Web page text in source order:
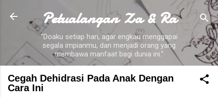
Skip to main content
Petualangan Za & Ra
"Doaku setiap hari, agar engkau menggapai
segala impianmu, dan menjadi orang yang
membawa manfaat bagi dunia ini."
Cegah Dehidrasi Pada Anak Dengan
Cara Ini